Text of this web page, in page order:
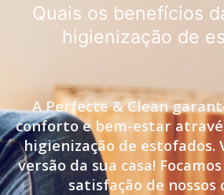
Quais os benefícios
higienização de
A Perfecte & Clean
conforto e bem-estar
higienização de estofados.
versão da sua casa!
satisfação de